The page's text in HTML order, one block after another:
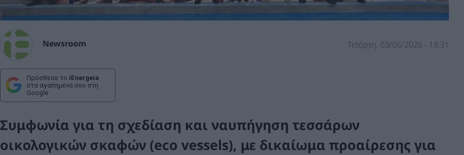
Newsroom Τετάρτη, 03/06/2026 - 13:31
Πρόσθεσε το iEnergeia
στα αγαπημένα σου στη
Google
Συμφωνία για τη σχεδίαση και ναυπήγηση τεσσάρων
οικολογικών σκαφών (eco vessels), με δικαίωμα προαίρεσης για